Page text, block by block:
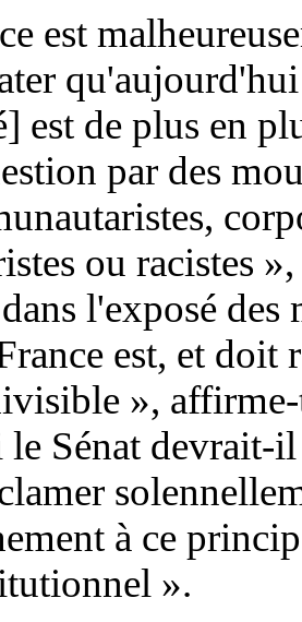
est
est de plus en
par des
ou racistes
l'exposé des
est, et doit
»,
le Sénat devrait-il
à ce
».